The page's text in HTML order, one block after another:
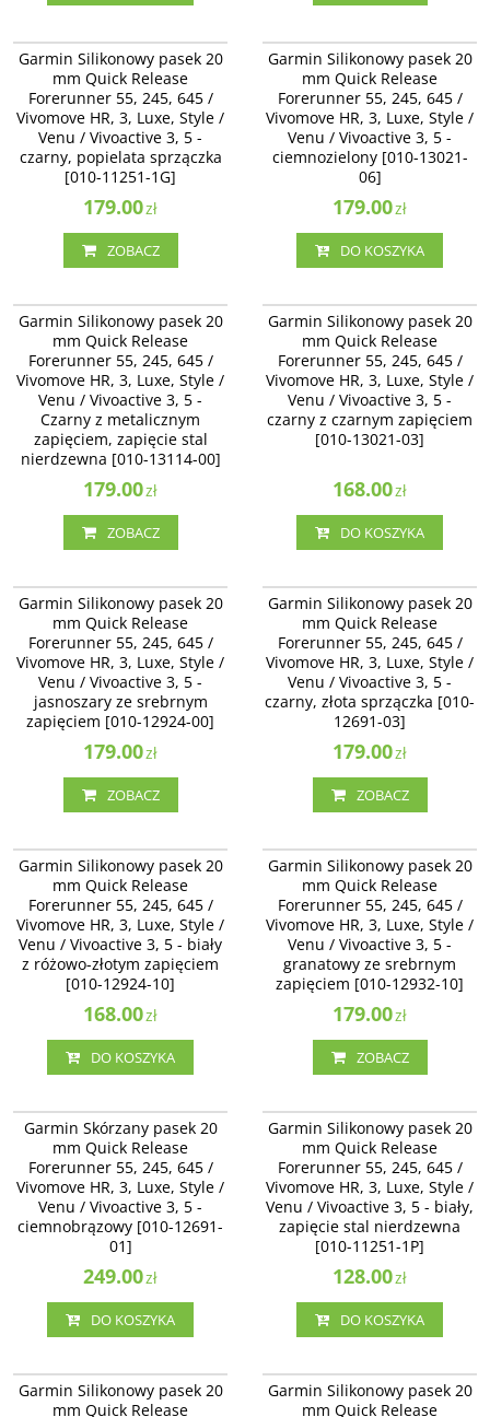
Garmin Silikonowy pasek 20
mm Quick Release
Forerunner 55, 245, 645 /
Vivomove HR, 3, Luxe, Style /
Venu / Vivoactive 3, 5 -
czarny, popielata sprzączka
[010-11251-1G]
179.00zł
ZOBACZ
Garmin Silikonowy pasek 20
mm Quick Release
Forerunner 55, 245, 645 /
Vivomove HR, 3, Luxe, Style /
Venu / Vivoactive 3, 5 -
ciemnozielony [010-13021-
06]
179.00zł
DO KOSZYKA
Garmin Silikonowy pasek 20
mm Quick Release
Forerunner 55, 245, 645 /
Vivomove HR, 3, Luxe, Style /
Venu / Vivoactive 3, 5 -
Czarny z metalicznym
zapięciem, zapięcie stal
nierdzewna [010-13114-00]
179.00zł
ZOBACZ
Garmin Silikonowy pasek 20
mm Quick Release
Forerunner 55, 245, 645 /
Vivomove HR, 3, Luxe, Style /
Venu / Vivoactive 3, 5 -
czarny z czarnym zapięciem
[010-13021-03]
168.00zł
DO KOSZYKA
Garmin Silikonowy pasek 20
mm Quick Release
Forerunner 55, 245, 645 /
Vivomove HR, 3, Luxe, Style /
Venu / Vivoactive 3, 5 -
jasnoszary ze srebrnym
zapięciem [010-12924-00]
179.00zł
ZOBACZ
Garmin Silikonowy pasek 20
mm Quick Release
Forerunner 55, 245, 645 /
Vivomove HR, 3, Luxe, Style /
Venu / Vivoactive 3, 5 -
czarny, złota sprzączka [010-
12691-03]
179.00zł
ZOBACZ
Garmin Silikonowy pasek 20
mm Quick Release
Forerunner 55, 245, 645 /
Vivomove HR, 3, Luxe, Style /
Venu / Vivoactive 3, 5 - biały
z różowo-złotym zapięciem
[010-12924-10]
168.00zł
DO KOSZYKA
Garmin Silikonowy pasek 20
mm Quick Release
Forerunner 55, 245, 645 /
Vivomove HR, 3, Luxe, Style /
Venu / Vivoactive 3, 5 -
granatowy ze srebrnym
zapięciem [010-12932-10]
179.00zł
ZOBACZ
Garmin Skórzany pasek 20
mm Quick Release
Forerunner 55, 245, 645 /
Vivomove HR, 3, Luxe, Style /
Venu / Vivoactive 3, 5 -
ciemnobrązowy [010-12691-
01]
249.00zł
DO KOSZYKA
Garmin Silikonowy pasek 20
mm Quick Release
Forerunner 55, 245, 645 /
Vivomove HR, 3, Luxe, Style /
Venu / Vivoactive 3, 5 - biały,
zapięcie stal nierdzewna
[010-11251-1P]
128.00zł
DO KOSZYKA
Garmin Silikonowy pasek 20
mm Quick Release
Garmin Silikonowy pasek 20
mm Quick Release